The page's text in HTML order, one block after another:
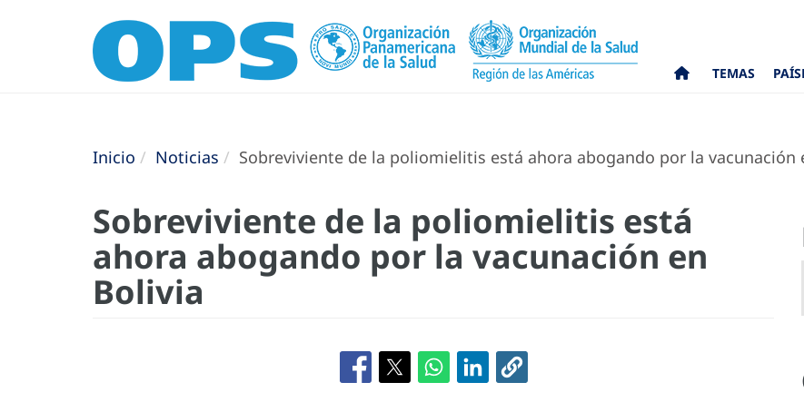
TEMAS
Inicio Noticias Sobreviviente de la poliomielitis está ahora abogando por la vacunación
Sobreviviente de la poliomielitis está
ahora abogando por la vacunación en
Bolivia